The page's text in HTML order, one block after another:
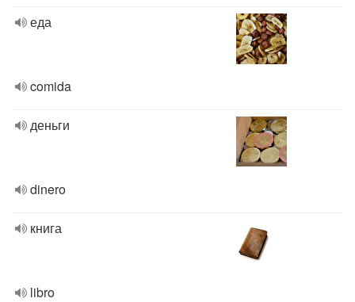
еда
comida
деньги
dinero
книга
libro